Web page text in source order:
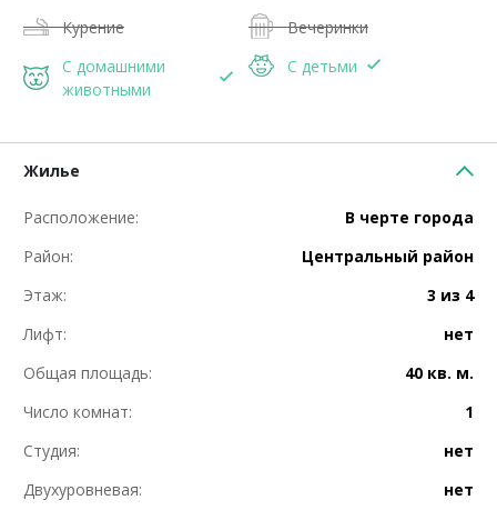
Курение
Вечеринки
С домашними
животными
С детьми
Жилье
Расположение:
В черте города
Район:
Центральный район
Этаж:
3 из 4
Лифт:
нет
Общая площадь:
40 кв. м.
Число комнат:
1
Студия:
нет
Двухуровневая:
нет